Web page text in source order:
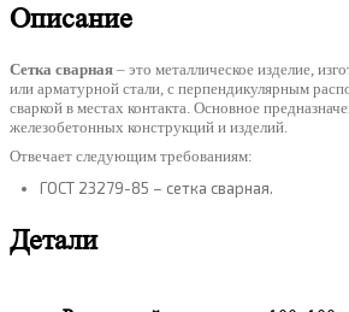
Описание
Сетка сварная – это металлическое изделие,
или арматурной стали, с перпендикулярным
сваркой в местах контакта. Основное
железобетонных конструкций и изделий.
Отвечает следующим требованиям:
ГОСТ 23279-85 – сетка сварная.
Детали